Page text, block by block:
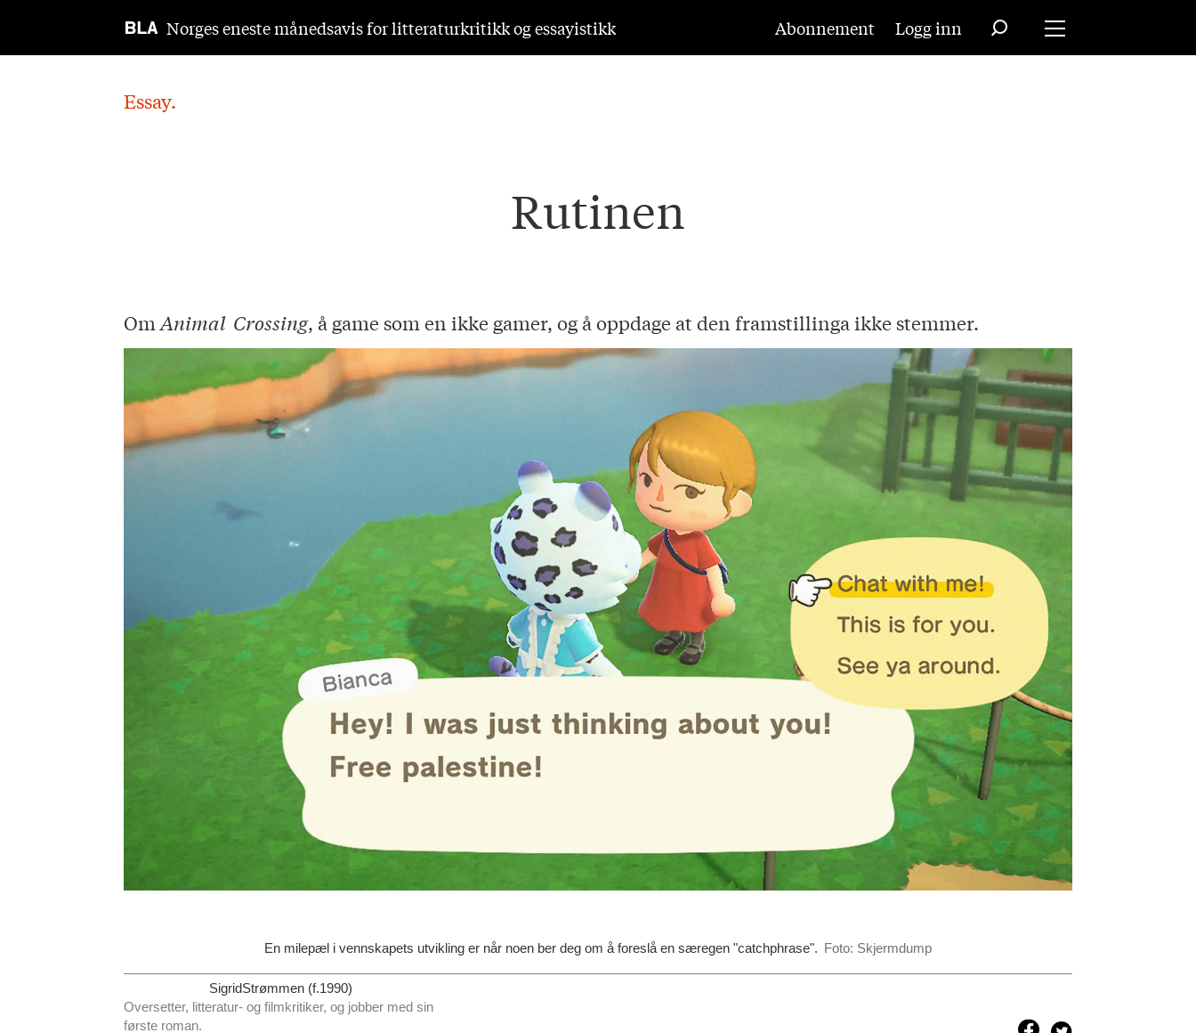
Norges eneste månedsavis for litteraturkritikk og essayistikk Abonnement Logg inn
Essay.
Rutinen
OmAnimal Crossing, å game som en ikke gamer, og å oppdage at den framstillinga ikke stemmer.
En milepæl i vennskapets utvikling er når noen ber deg om å foreslå en særegen "catchphrase". Foto: Skjermdump
SigridStrømmen (f.1990)
Oversetter, litteratur- og filmkritiker, og jobber med sin
første roman.